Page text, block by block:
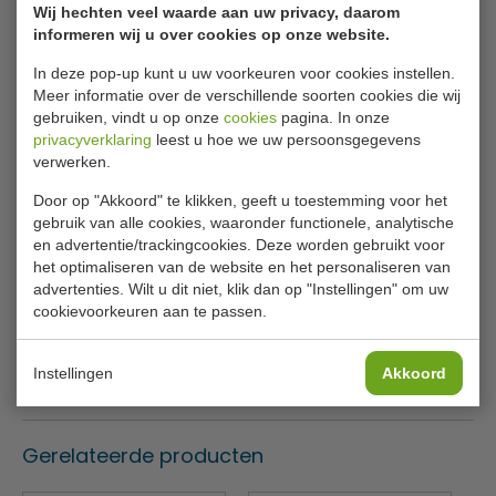
Wij hechten veel waarde aan uw privacy, daarom
informeren wij u over cookies op onze website.
In deze pop-up kunt u uw voorkeuren voor cookies instellen.
Meer informatie over de verschillende soorten cookies die wij
gebruiken, vindt u op onze cookies pagina. In onze
privacyverklaring leest u hoe we uw persoonsgegevens
verwerken.
Door op "Akkoord" te klikken, geeft u toestemming voor het
gebruik van alle cookies, waaronder functionele, analytische
en advertentie/trackingcookies. Deze worden gebruikt voor
het optimaliseren van de website en het personaliseren van
advertenties. Wilt u dit niet, klik dan op "Instellingen" om uw
cookievoorkeuren aan te passen.
Instellingen Akkoord
Meer: Onze RVS Kasten met Klap- en Schuifdeuren!
opslagopties voor uw horecakeuken, cafetaria,
broodjeswinkel, toko, tankstation, trendy tattoo shop of
kapsalon, dan zijn onze RVS kasten met klap- en
schuifdeuren de perfecte keuze. Deze kasten bieden niet
functionaliteit in één.
Wat maakt onze RVS Kasten met Klap- en Schuifdeuren
zo uniek?
Diverse Configuraties: Onze kasten zijn verkrijgbaar
met zowel klapdeuren als schuifdeuren, zodat u
kunt kiezen welke stijl het beste past bij uw ruimte
en voorkeuren. Of u nu snel toegang wilt tot uw
voorraad of liever een strakke uitstraling heeft, wij
hebben de oplossing voor u.
Breedte- en Diepteopties: Onze RVS kasten zijn
beschikbaar in verschillende breedtes, variërend van
Specificaties
Artikel
7333.0200
B x D x H
100 x 60 x 85 cm
Materiaal
RVS 430
Gewicht
Gerelateerde producten